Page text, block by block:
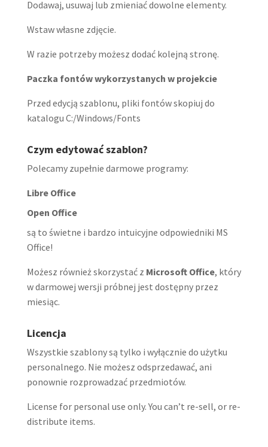
Dodawaj, usuwaj lub zmieniać dowolne elementy.
Wstaw własne zdjęcie.
W razie potrzeby możesz dodać kolejną stronę.
Paczka fontów wykorzystanych w projekcie
Przed edycją szablonu, pliki fontów skopiuj do
katalogu C:/Windows/Fonts
Czym edytować szablon?
Polecamy zupełnie darmowe programy:
Libre Office
Open Office
są to świetne i bardzo intuicyjne odpowiedniki MS
Office!
Możesz również skorzystać z Microsoft Office, który
w darmowej wersji próbnej jest dostępny przez
miesiąc.
Licencja
Wszystkie szablony są tylko i wyłącznie do użytku
personalnego. Nie możesz odsprzedawać, ani
ponownie rozprowadzać przedmiotów.
License for personal use only. You can’t re-sell, or re-
distribute items.